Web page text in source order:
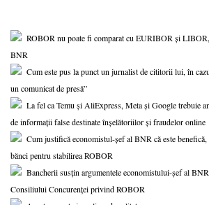
ROBOR nu poate fi comparat cu EURIBOR și
BNR
Cum este pus la punct un jurnalist de cititorii lui, în
un comunicat de presă”
La fel ca Temu și AliExpress, Meta și Google trebuie
de informații false destinate înșelătoriilor și fraudelor online
Cum justifică economistul-șef al BNR că este
bănci pentru stabilirea ROBOR
Bancherii susțin argumentele economistului-șef al
Consiliului Concurenței privind ROBOR